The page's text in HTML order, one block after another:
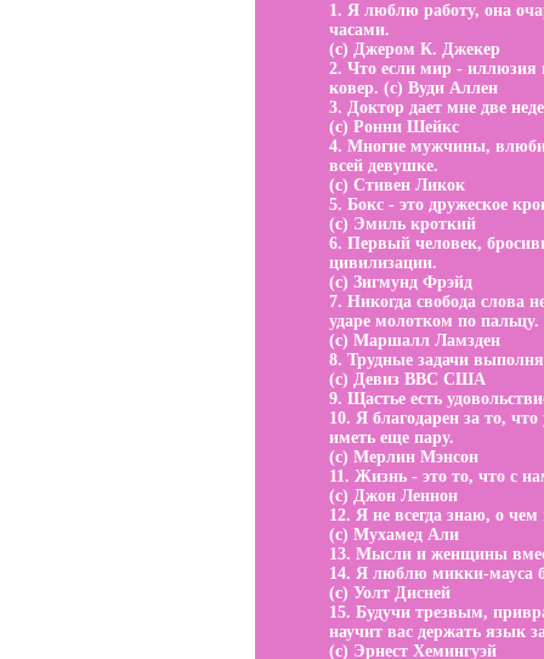
1. Я люблю работу, она
часами.
(с) Джером К. Джекер
2. Что если мир - иллюзия
ковер. (с) Вуди Аллен
3. Доктор дает мне две
(с) Ронни Шейкс
4. Многие мужчины,
всей девушке.
(с) Стивен Ликок
5. Бокс - это дружеское
(с) Эмиль кроткий
6. Первый человек,
цивилизации.
(с) Зигмунд Фрэйд
7. Никогда свобода слова
ударе молотком по пальцу.
(с) Маршалл Ламзден
8. Трудные задачи
(с) Девиз ВВС США
9. Щастье есть
10. Я благодарен за то,
иметь еще пару.
(с) Мерлин Мэнсон
11. Жизнь - это то, что с
(с) Джон Леннон
12. Я не всегда знаю, о
(с) Мухамед Али
13. Мысли и женщины
14. Я люблю микки-мауса
(с) Уолт Дисней
15. Будучи трезвым,
научит вас держать язык
(с) Эрнест Хемингуэй